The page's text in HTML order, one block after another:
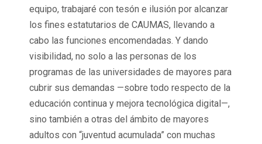
equipo, trabajaré con tesón e ilusión por alcanzar
los fines estatutarios de CAUMAS, llevando a
cabo las funciones encomendadas. Y dando
visibilidad, no solo a las personas de los
programas de las universidades de mayores para
cubrir sus demandas —sobre todo respecto de la
educación continua y mejora tecnológica digital—,
sino también a otras del ámbito de mayores
adultos con “juventud acumulada” con muchas